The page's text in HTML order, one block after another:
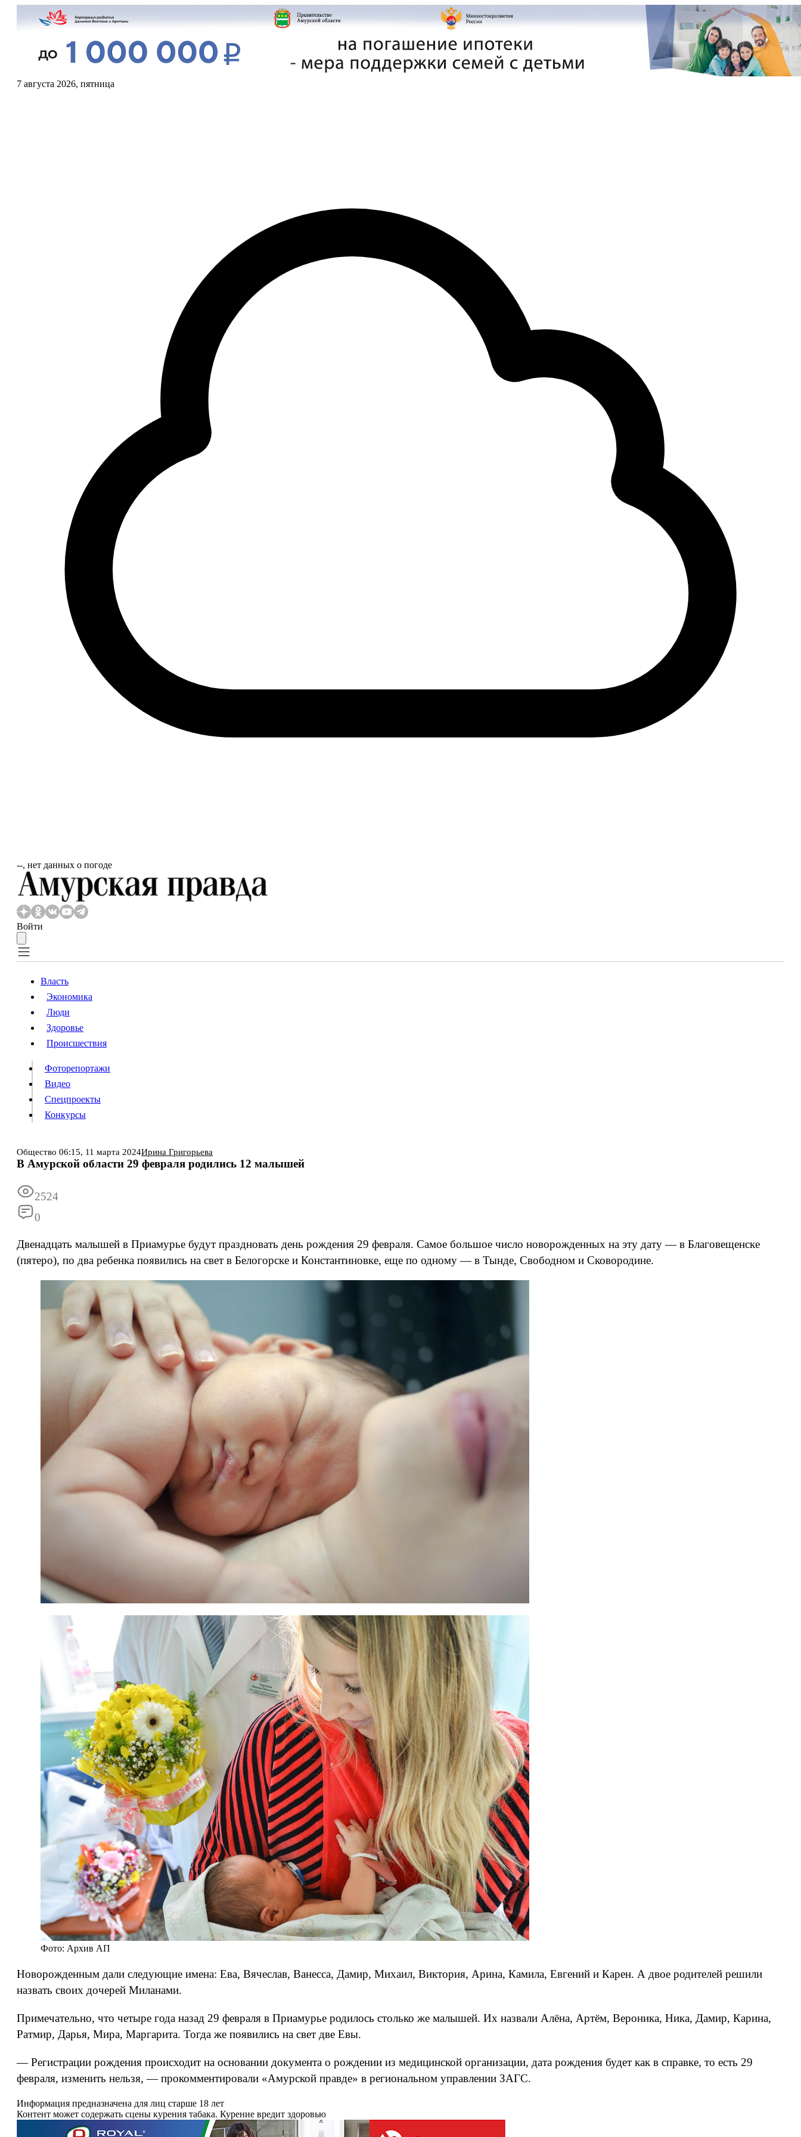
7 августа 2026, пятница
‐‐, нет данных о погоде
Войти
Власть
Происшествия
Видео
Конкурсы
Информация
Власть
Экономика
Люди
Здоровье
Происшествия
Фоторепортажи
Видео
Спецпроекты
Конкурсы
Общество 06:15, 11 марта 2024Ирина Григорьева
В Амурской области 29 февраля родились 12 малышей
2524
0
Двенадцать малышей в Приамурье будут праздновать день рождения 29 февраля. Самое большое число новорожденных на эту дату — в Благовещенске
(пятеро), по два ребенка появились на свет в Белогорске и Константиновке, еще по одному — в Тынде, Свободном и Сковородине.
Фото: Архив АП
Новорожденным дали следующие имена: Ева, Вячеслав, Ванесса, Дамир, Михаил, Виктория, Арина, Камила, Евгений и Карен. А двое родителей решили
назвать своих дочерей Миланами.
Примечательно, что четыре года назад 29 февраля в Приамурье родилось столько же малышей. Их назвали Алёна, Артём, Вероника, Ника, Дамир, Карина,
Ратмир, Дарья, Мира, Маргарита. Тогда же появились на свет две Евы.
— Регистрации рождения происходит на основании документа о рождении из медицинской организации, дата рождения будет как в справке, то есть 29
февраля, изменить нельзя, — прокомментировали «Амурской правде» в региональном управлении ЗАГС.
Информация предназначена для лиц старше 18 лет
Контент может содержать сцены курения табака. Курение вредит здоровью